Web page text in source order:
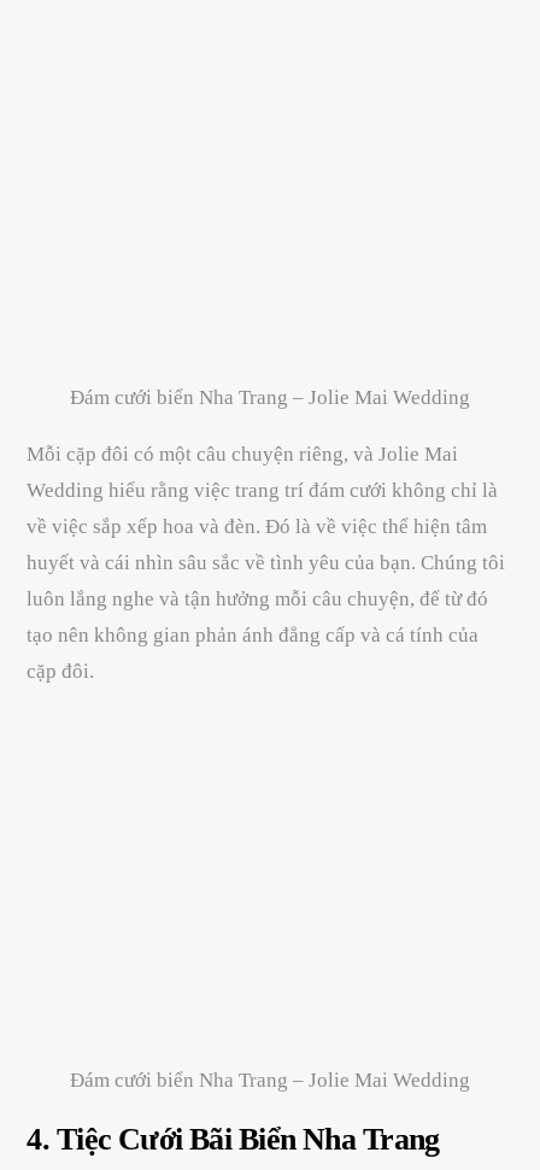
Đám cưới biển Nha Trang – Jolie Mai Wedding
Mỗi cặp đôi có một câu chuyện riêng, và Jolie Mai
Wedding hiểu rằng việc trang trí đám cưới không chỉ là
về việc sắp xếp hoa và đèn. Đó là về việc thể hiện tâm
huyết và cái nhìn sâu sắc về tình yêu của bạn. Chúng tôi
luôn lắng nghe và tận hưởng mỗi câu chuyện, để từ đó
tạo nên không gian phản ánh đẳng cấp và cá tính của
cặp đôi.
Đám cưới biển Nha Trang – Jolie Mai Wedding
4.Tiệc Cưới Bãi Biển Nha Trang